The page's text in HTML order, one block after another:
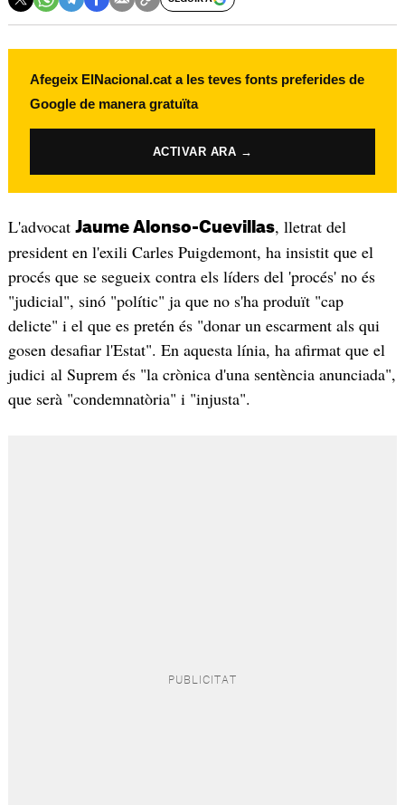
Afegeix ElNacional.cat a les teves fonts preferides de
Google de manera gratuïta
ACTIVAR ARA →
L'advocat Jaume Alonso-Cuevillas, lletrat del
president en l'exili Carles Puigdemont, ha insistit que el
procés que se segueix contra els líders del 'procés' no és
"judicial", sinó "polític" ja que no s'ha produït "cap
delicte" i el que es pretén és "donar un escarment als qui
gosen desafiar l'Estat". En aquesta línia, ha afirmat que el
judici al Suprem és "la crònica d'una sentència anunciada",
que serà "condemnatòria" i "injusta".